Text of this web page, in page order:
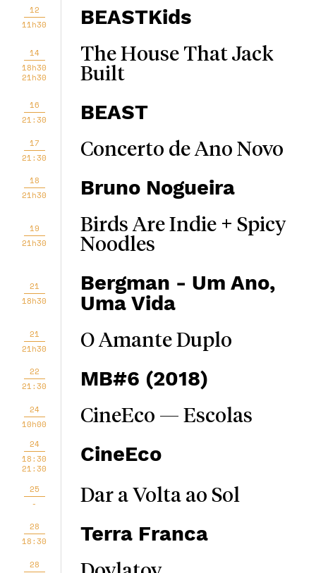
12
11h30
BEASTKids
14
18h30
21h30
The House That Jack
Built
16
21:30
BEAST
17
21:30
Concerto de Ano Novo
18
21h30
Bruno Nogueira
19
21h30
Birds Are Indie + Spicy
Noodles
21
18h30
Bergman - Um Ano,
Uma Vida
21
21h30
O Amante Duplo
22
21:30
MB#6 (2018)
24
10h00
CineEco — Escolas
24
18:30
21:30
CineEco
25
-
Dar a Volta ao Sol
28
18:30
Terra Franca
28